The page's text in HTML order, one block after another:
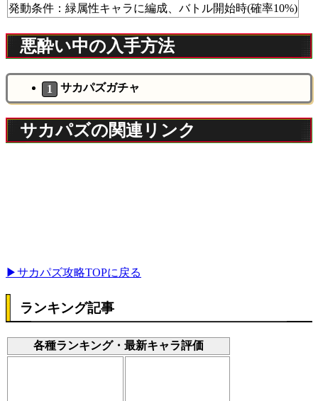
発動条件：緑属性キャラに編成、バトル開始時(確率10%)
悪酔い中の入手方法
サカパズガチャ
サカパズの関連リンク
▶サカパズ攻略TOPに戻る
ランキング記事
各種ランキング・最新キャラ評価